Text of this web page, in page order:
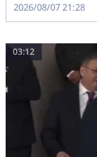
2026/08/07 21:28
03:12